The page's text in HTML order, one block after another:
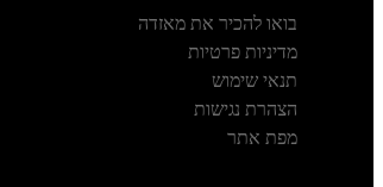
בואו להכיר את מאזדה
מדיניות פרטיות
תנאי שימוש
הצהרת נגישות
מפת אתר